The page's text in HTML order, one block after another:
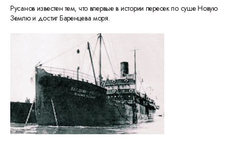
Русанов известен тем, что впервые в истории пересек по суше Новую
Землю и достиг Баренцева моря.